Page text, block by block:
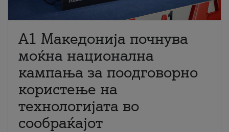
A1 Македонија почнува
моќна национална
кампања за поодговорно
користење на
технологијата во
сообраќајот